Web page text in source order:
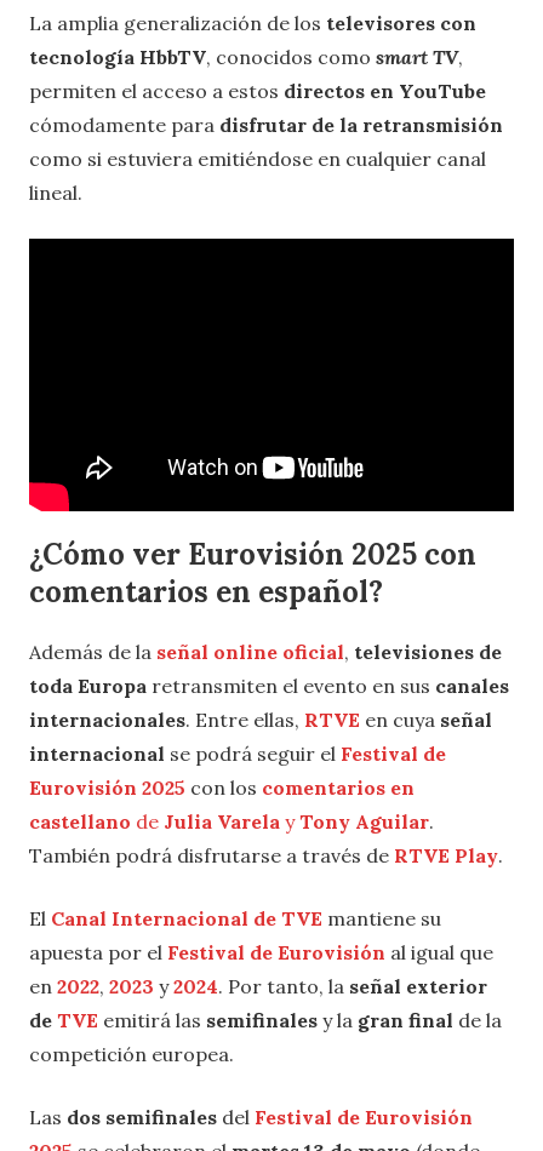
La amplia generalización de los televisores con
tecnología HbbTV, conocidos como smart TV,
permiten el acceso a estos directos en YouTube
cómodamente para disfrutar de la retransmisión
como si estuviera emitiéndose en cualquier canal
lineal.
¿Cómo ver Eurovisión 2025 con
comentarios en español?
Además de la señal online oficial, televisiones de
toda Europa retransmiten el evento en sus canales
internacionales. Entre ellas, RTVE en cuya señal
internacional se podrá seguir el Festival de
Eurovisión 2025 con los comentarios en
castellano de Julia Varela y Tony Aguilar.
También podrá disfrutarse a través de RTVE Play.
El Canal Internacional de TVE mantiene su
apuesta por el Festival de Eurovisión al igual que
en 2022, 2023 y2024. Por tanto, la señal exterior
de TVE emitirá las semifinales y la gran final de la
competición europea.
Las dos semifinales del Festival de Eurovisión